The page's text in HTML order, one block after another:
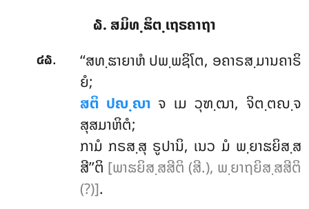
໖. ສມິທ຺ຘິຕ຺ເຖຣຄາຖາ
໔໖.
‘‘ສທ຺ຘາຍາຫໍ ປພ຺ພຊິໂຕ, ອຄາຣສ຺ມານຄາຣິ
ຍໍ;
ສຕິ ປຎ຺ຎາ ຈ ເມ ວຸຑ຺ຒາ, ຈິຕ຺ຕຎ຺ຈ
ສຸສມາຫິຕໍ;
ກາມໍ ກຣສ຺ສຸ ຣູປານິ, ເນວ ມໍ ພ຺ຍາຘຍິສ຺ສ
ສີ’’ຕິ [ພາຘຍິສ຺ສສີຕິ (ສີ.), ພ຺ຍາຖຍິສ຺ສສີຕິ
(?)].